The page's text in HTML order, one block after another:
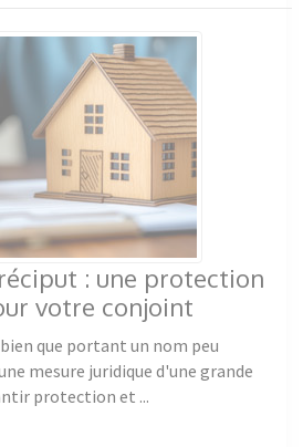
: une protection
votre conjoint
que portant un nom peu
mesure juridique d'une grande
protection et ...